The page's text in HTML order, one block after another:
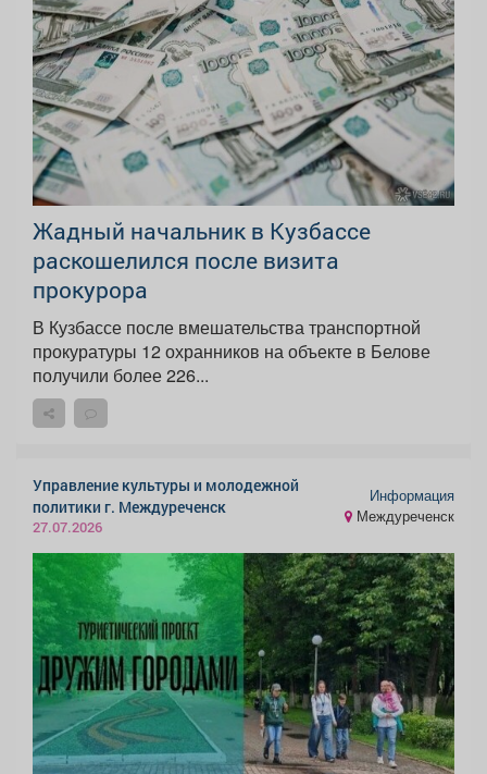
Жадный начальник в Кузбассе
раскошелился после визита
прокурора
В Кузбассе после вмешательства транспортной
прокуратуры 12 охранников на объекте в Белове
получили более 226...
Управление культуры и молодежной
политики г. Междуреченск
27.07.2026
Информация
Междуреченск